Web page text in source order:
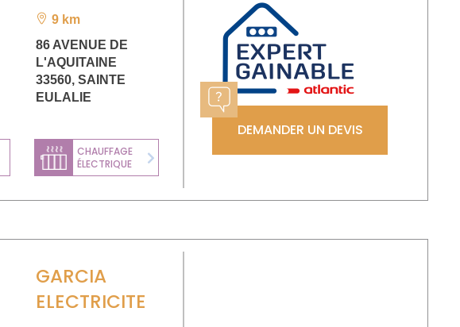
9 km
86 AVENUE DE
L'AQUITAINE
33560,SAINTE
EULALIE
CHAUFFAGE
ÉLECTRIQUE
THERMODYNAMI
Next
DEMANDER UN DEVIS
GARCIA
ELECTRICITE